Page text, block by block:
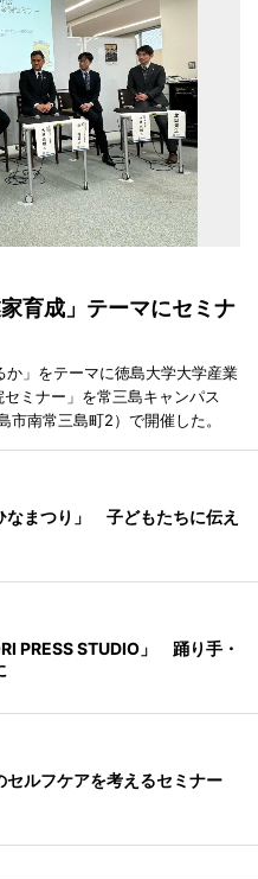
育成」テーマにセミナ
か」をテーマに徳島大学大学産業
ミナー」を常三島キャンパス
市南常三島町2）で開催した。
なまつり」 子どもたちに伝え
PRESS STUDIO」 踊り手・
セルフケアを考えるセミナー